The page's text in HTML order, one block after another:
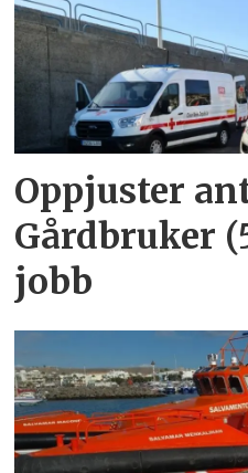
Oppjuster
Gårdbruker
jobb